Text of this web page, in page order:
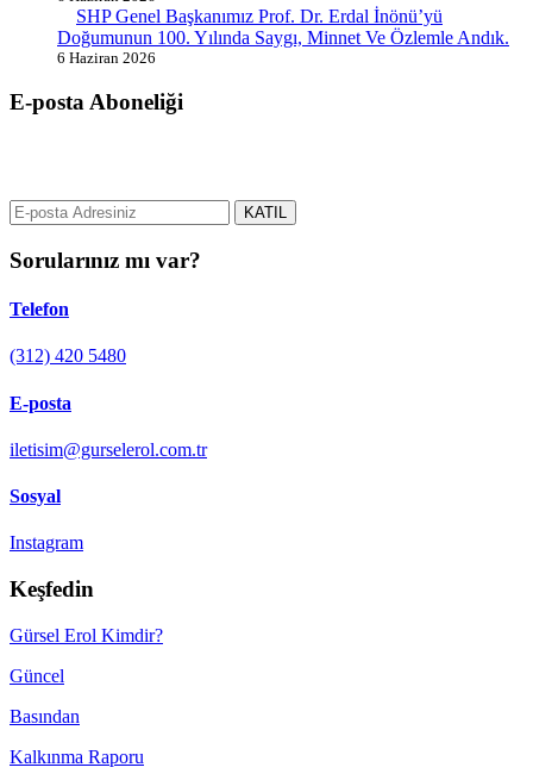
SHP Genel Başkanımız Prof. Dr. Erdal İnönü’yü
Doğumunun 100. Yılında Saygı, Minnet Ve Özlemle Andık.
6 Haziran 2026
E-posta Aboneliği
KATIL
Sorularınız mı var?
Telefon
(312) 420 5480
E-posta
iletisim@gurselerol.com.tr
Sosyal
Instagram
Keşfedin
Gürsel Erol Kimdir?
Güncel
Basından
Kalkınma Raporu